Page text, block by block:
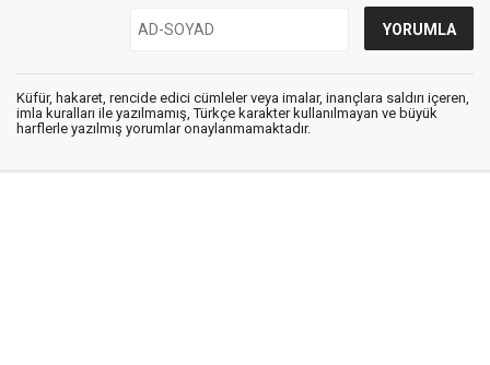
Küfür, hakaret, rencide edici cümleler veya imalar, inançlara saldırı içeren,
imla kuralları ile yazılmamış, Türkçe karakter kullanılmayan ve büyük
harflerle yazılmış yorumlar onaylanmamaktadır.